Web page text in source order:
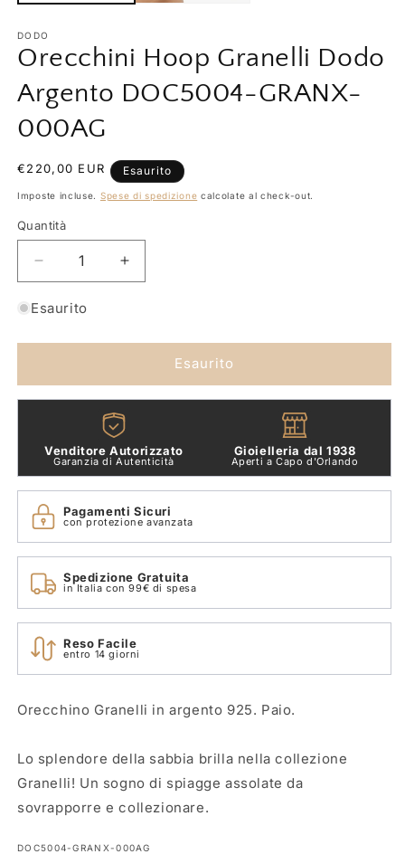
DODO
Orecchini Hoop Granelli Dodo
Argento DOC5004-GRANX-
000AG
Prezzo
listino
€220,00 EUR Esaurito
Imposte incluse. Spese di spedizione calcolate al check-out.
Quantità
Quantità
Diminuisci
quantità
per
Hoop
Dodo
Argento
DOC5004-
000AG
Aumenta
quantità
Hoop
Granelli
Dodo
Argento
DOC5004-
000AG
Esaurito
Esaurito
Venditore Autorizzato
Garanzia di Autenticità
Gioielleria dal 1938
Aperti a Capo d'Orlando
Pagamenti Sicuri
con protezione avanzata
Spedizione Gratuita
in Italia con 99€ di spesa
Reso Facile
entro 14 giorni
Orecchino Granelli in argento 925. Paio.
Lo splendore della sabbia brilla nella collezione
Granelli! Un sogno di spiagge assolate da
sovrapporre e collezionare.
SKU:
DOC5004-GRANX-000AG